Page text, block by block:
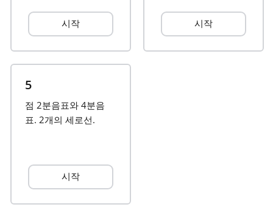
हिन्दी
日本語
시작 시작
5
점 2분음표와 4분음
표. 2개의 세로선.
시작